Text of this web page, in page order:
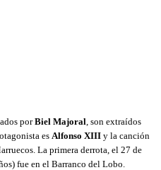
por Biel Majoral , son extraídos
es Alfonso XIII y la canción
La primera derrota, el 27 de
fue en el Barranco del Lobo.